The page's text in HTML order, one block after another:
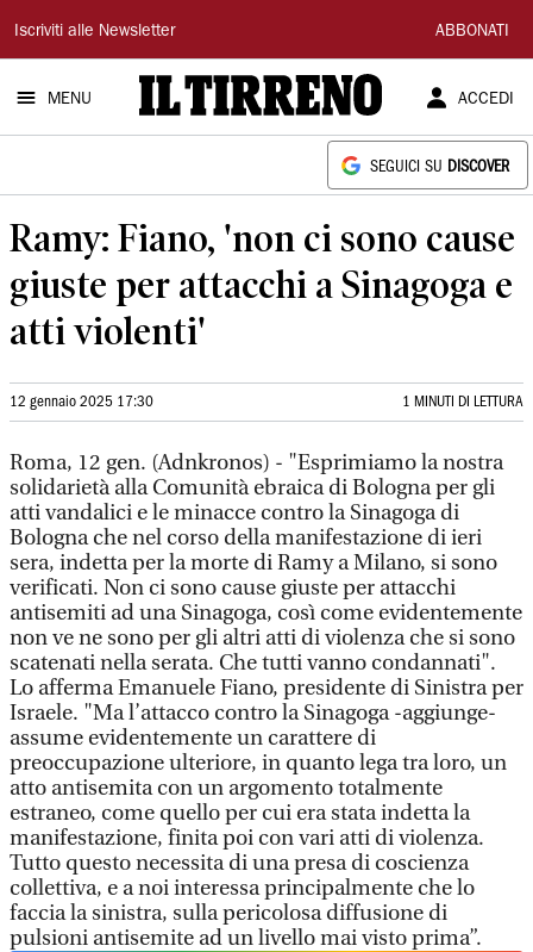
Il
Tirreno
Iscriviti alle Newsletter ABBONATI
MENU ACCEDI
SEGUICI SU DISCOVER
Ramy: Fiano, 'non ci sono cause
giuste per attacchi a Sinagoga e
atti violenti'
12 gennaio 2025 17:30 1 MINUTI DI LETTURA
Roma, 12 gen. (Adnkronos) - "Esprimiamo la nostra
solidarietà alla Comunità ebraica di Bologna per gli
atti vandalici e le minacce contro la Sinagoga di
Bologna che nel corso della manifestazione di ieri
sera, indetta per la morte di Ramy a Milano, si sono
verificati. Non ci sono cause giuste per attacchi
antisemiti ad una Sinagoga, così come evidentemente
non ve ne sono per gli altri atti di violenza che si sono
scatenati nella serata. Che tutti vanno condannati".
Lo afferma Emanuele Fiano, presidente di Sinistra per
Israele. "Ma l’attacco contro la Sinagoga -aggiunge-
assume evidentemente un carattere di
preoccupazione ulteriore, in quanto lega tra loro, un
atto antisemita con un argomento totalmente
estraneo, come quello per cui era stata indetta la
manifestazione, finita poi con vari atti di violenza.
Tutto questo necessita di una presa di coscienza
collettiva, e a noi interessa principalmente che lo
faccia la sinistra, sulla pericolosa diffusione di
pulsioni antisemite ad un livello mai visto prima”.